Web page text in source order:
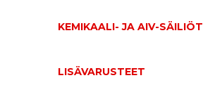
KEMIKAALI- JA AIV-SÄILIÖT
LISÄVARUSTEET